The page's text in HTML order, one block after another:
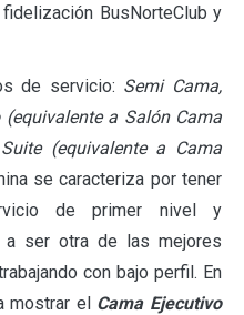
BusNorteClub y
de servicio: Semi Cama,
a Salón Cama
(equivalente a Cama
se caracteriza por tener
de primer nivel y
a ser otra de las mejores
con bajo perfil. En
mostrar el Cama Ejecutivo